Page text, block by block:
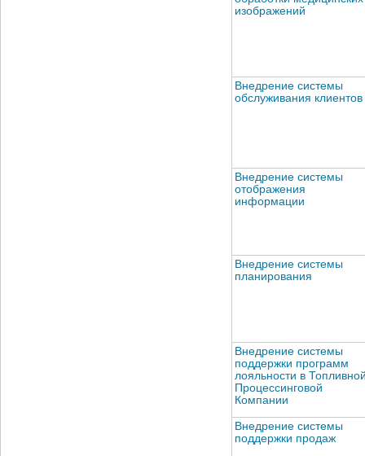
изображений
Внедрение системы
обслуживания клиентов
Внедрение системы
отображения
информации
Внедрение системы
планирования
Внедрение системы
поддержки программ
лояльности в
Процессинговой
Компании
Внедрение системы
поддержки продаж